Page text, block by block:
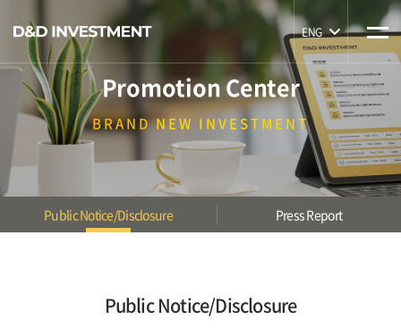
ENG
Promotion Center
BRANDNEW INVESTMENT
Public Notice/Disclosure Press Report
Public Notice/Disclosure